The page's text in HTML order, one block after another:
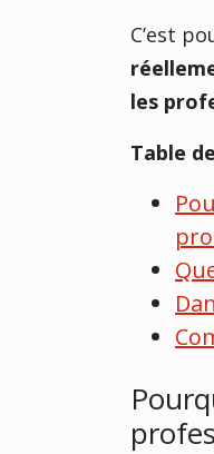
C’est
les
Table